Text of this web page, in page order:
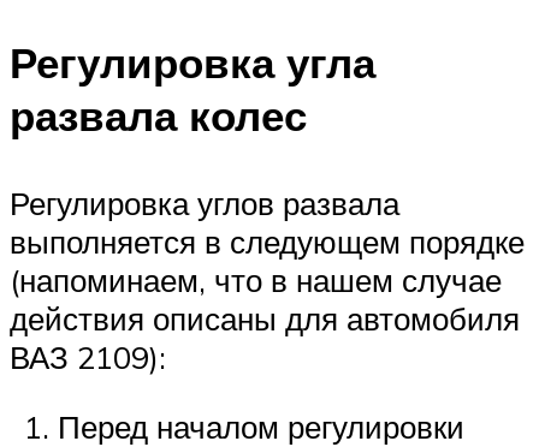
Регулировка угла
развала колес
Регулировка углов развала
выполняется в следующем порядке
(напоминаем, что в нашем случае
действия описаны для автомобиля
ВАЗ 2109):
Перед началом регулировки